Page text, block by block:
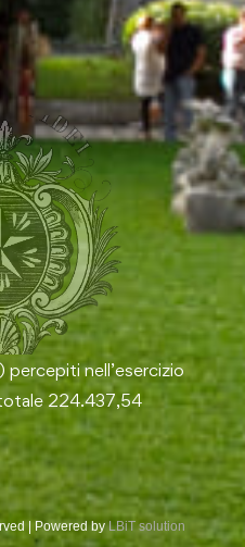
nell’esercizio
224.437,54
| Powered byLBiT solution